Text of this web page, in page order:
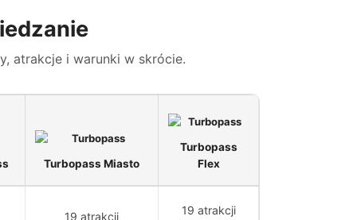
atrakcje i warunki w skrócie.
Turbopass Miasto
Turbopass
Flex
19 atrakcji 19 atrakcji